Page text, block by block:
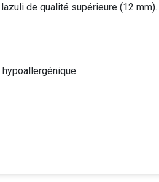
de qualité supérieure (12